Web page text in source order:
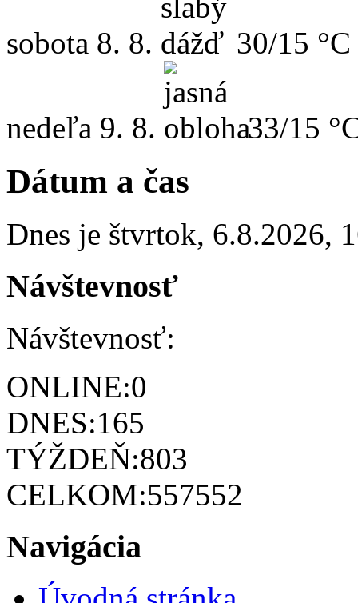
sobota 8. 8. 30/15 °C
nedeľa 9. 8. 33/15
Dátum a čas
Dnes je štvrtok, 6.8.2026,
Návštevnosť
Návštevnosť:
ONLINE:0
DNES:165
TÝŽDEŇ:803
CELKOM:557552
Navigácia